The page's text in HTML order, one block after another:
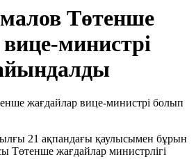
Төтенше
министрі
21 ақпандағы қаулысымен бұрын
Төтенше жағдайлар министрлігі